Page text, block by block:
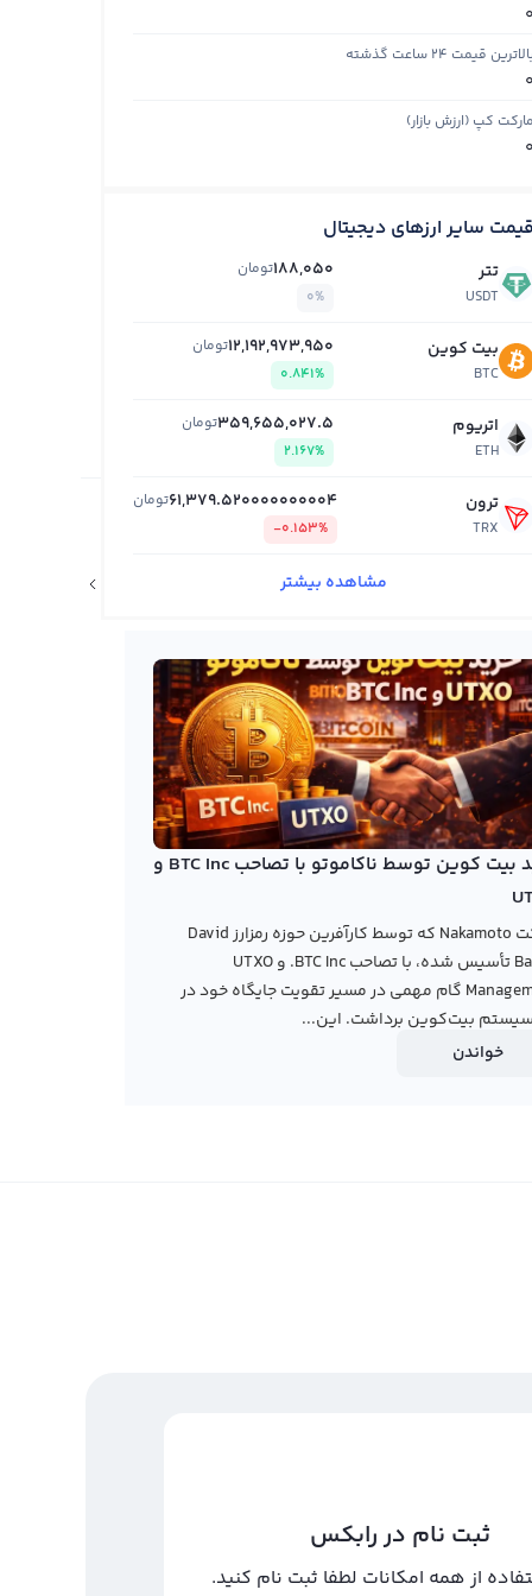
خرید بیت کوین توسط ناکاموتو با تصاحب BTC Inc و
شرکت Nakamoto که توسط کارآفرین حوزه رمزارز David
Bailey تأسیس شده، با تصاحب BTC Inc. و UTXO
Management گام مهمی در مسیر تقویت جایگاه خود در
بیت‌کوین برداشت. این...
خواندن
ثبت نام در رابکس
از همه امکانات لطفا ثبت نام کنید.
0
قیمت ۲۴ ساعت گذشته
0
مارکت کپ (ارزش بازار)
0
قیمت سایر ارزهای دیجیتال
تتر
USDT
188,050تومان
0%
بیت کوین
BTC
12,192,973,950تومان
0.841%
اتریوم
ETH
359,655,027.5تومان
2.167%
ترون
TRX
61,379.520000000004تومان
-0.153%
مشاهده بیشتر